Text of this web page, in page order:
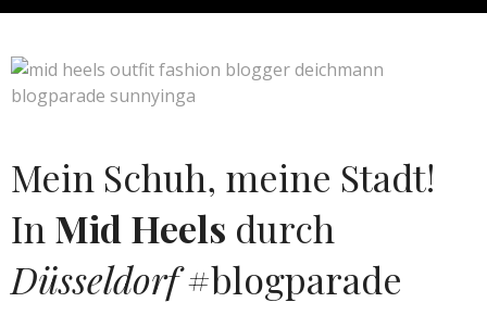
Mein Schuh, meine Stadt!
In Mid Heels durch
Düsseldorf#blogparade